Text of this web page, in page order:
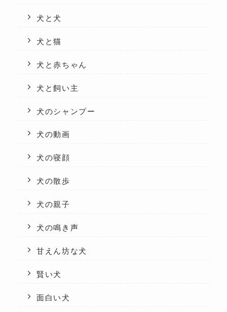
犬と犬
犬と猫
犬と赤ちゃん
犬と飼い主
犬のシャンプー
犬の動画
犬の寝顔
犬の散歩
犬の親子
犬の鳴き声
甘えん坊な犬
賢い犬
面白い犬